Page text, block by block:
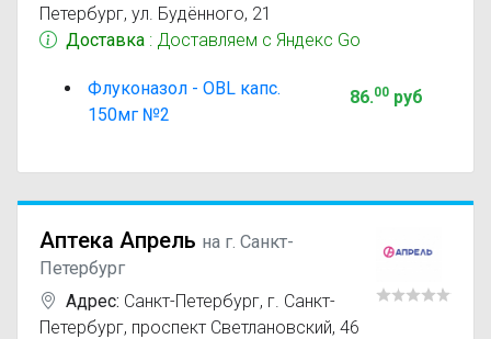
Петербург, ул. Будённого, 21
Доставка : Доставляем с Яндекс Go
Флуконазол - OBL капс.
150мг №2
86.00руб
Аптека Апрель на г. Санкт-
Петербург
Адрес: Санкт-Петербург, г. Санкт-
Петербург, проспект Светлановский, 46